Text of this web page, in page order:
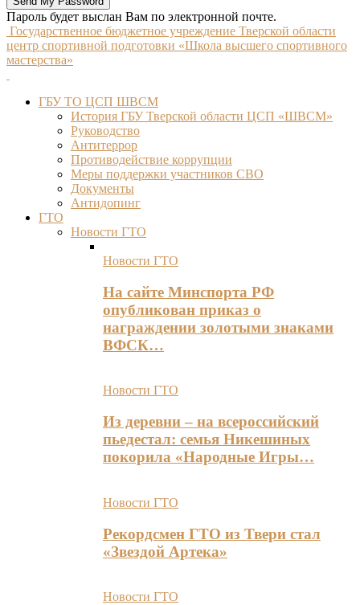
Пароль будет выслан Вам по электронной почте.
Государственное бюджетное учреждение Тверской области
центр спортивной подготовки «Школа высшего спортивного
мастерства»
ГБУ ТО ЦСП ШВСМ
История ГБУ Тверской области ЦСП «ШВСМ»
Руководство
Антитеррор
Противодействие коррупции
Меры поддержки участников СВО
Документы
Антидопинг
ГТО
Новости ГТО
Новости ГТО
На сайте Минспорта РФ
опубликован приказ о
награждении золотыми знаками
ВФСК…
Новости ГТО
Из деревни – на всероссийский
пьедестал: семья Никешиных
покорила «Народные Игры…
Новости ГТО
Рекордсмен ГТО из Твери стал
«Звездой Артека»
Новости ГТО